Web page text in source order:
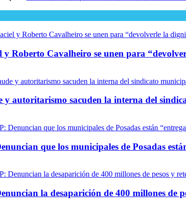
y Roberto Cavalheiro se unen para
y autoritarismo sacuden la interna del
que los municipales de Posadas
la desaparición de 400 millones de